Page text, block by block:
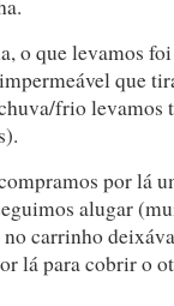
o que levamos
que
frio levamos
por lá
alugar
carrinho
lá para cobrir o